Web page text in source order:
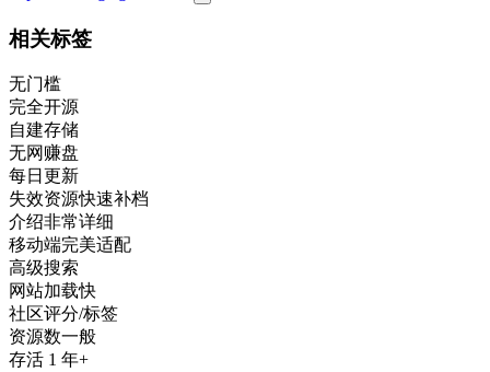
相关标签
无门槛
完全开源
自建存储
无网赚盘
每日更新
失效资源快速补档
介绍非常详细
移动端完美适配
高级搜索
网站加载快
社区评分/标签
资源数一般
存活 1 年+